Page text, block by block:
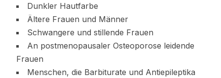
Dunkler Hautfarbe
Ältere Frauen und Männer
Schwangere und stillende Frauen
An postmenopausaler Osteoporose leidende
Frauen
Menschen, die Barbiturate und Antiepileptika